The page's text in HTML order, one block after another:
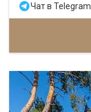
Чат в Telegram